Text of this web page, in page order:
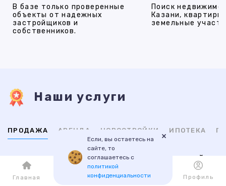
В базе только проверенные
объекты от надежных
застройщиков и
собственников.
Поиск
Казани,
земельные
Наши услуги
ПРОДАЖА АРЕНДА НОВОСТРОЙКИ ИПОТЕКА
ВТОРИЧНАЯ
1-комнатные
НОВОСТРОЙКИ
1-комнатные
Если, вы остаетесь на
сайте, то
соглашаетесь с
политикой
конфиденциальности
×
Главная Каталог Избранное Профиль